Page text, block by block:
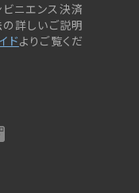
ビニエンス決済
詳しいご説明
ドよりご覧くだ